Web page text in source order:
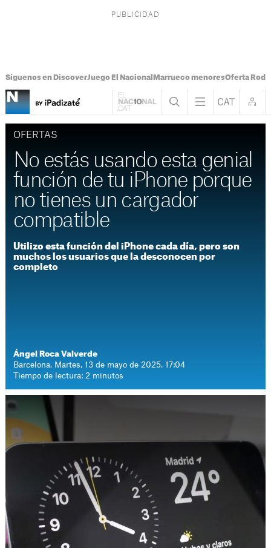
Síguenos en DiscoverJuego El Nacional Marrueco menoresOferta
OFERTAS
No estás usando esta genial
función de tu iPhone porque
no tienes un cargador
compatible
Utilizo esta función del iPhone cada día, pero son
muchos los usuarios que la desconocen por
completo
Ángel Roca Valverde
Barcelona. Martes, 13 de mayo de 2025. 17:04
Tiempo de lectura: 2 minutos